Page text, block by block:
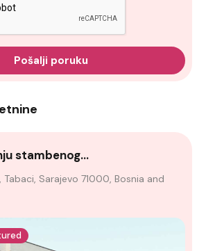
Pošalji poruku
stambenog…
Tabaci, Sarajevo 71000, Bosnia and